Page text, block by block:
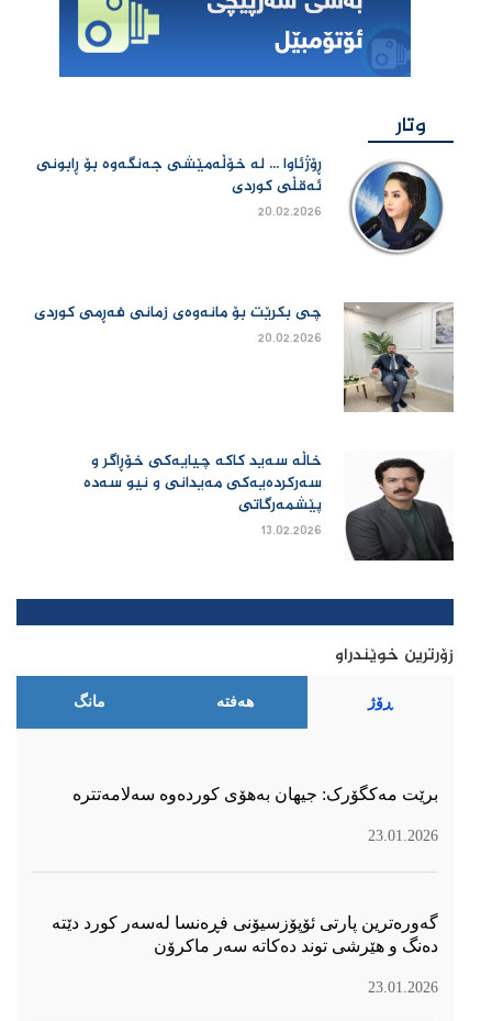
وتار
ڕۆژئاوا ... لە خۆڵەمێشی جەنگەوە بۆ ڕابونی
ئەقڵی کوردی
20.02.2026
چی بكرێت بۆ مانەوەی زمانی فەڕمی كوردی
20.02.2026
خاڵە سەید کاکە چیایەکی خۆڕاگر و
سەرکردەیەکی مەیدانی و نیو سەدە
پێشمەرگاتی
13.02.2026
زۆرترین خوێندراو
ڕۆژ هەفتە مانگ
برێت مەکگۆرک: جیهان بەهۆی کوردەوە سەلامەتترە
23.01.2026
گەورەترین پارتی ئۆپۆزسیۆنی فڕەنسا لەسەر كورد دێتە
دەنگ و هێرشی توند دەكاتە سەر ماكرۆن
23.01.2026